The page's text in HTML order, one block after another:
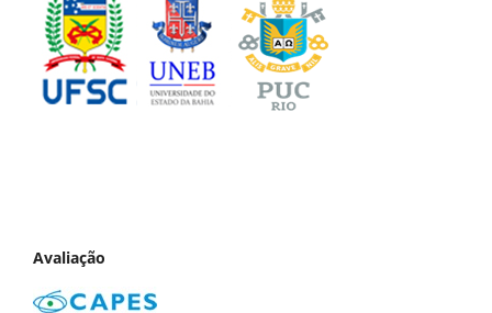
Avaliação